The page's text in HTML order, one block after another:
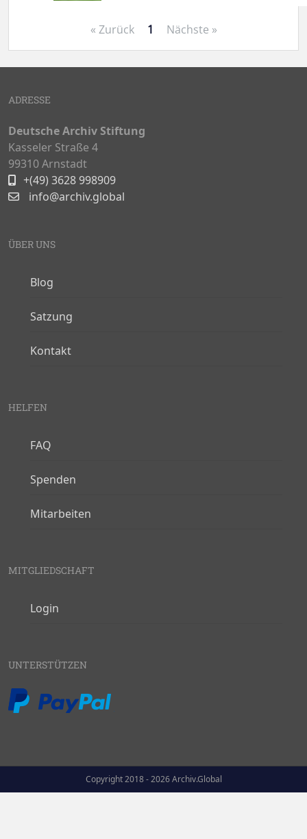
« Zurück 1 Nächste »
ADRESSE
Deutsche Archiv Stiftung
Kasseler Straße 4
99310 Arnstadt
+(49) 3628 998909
info@archiv.global
ÜBER UNS
Blog
Satzung
Kontakt
HELFEN
FAQ
Spenden
Mitarbeiten
MITGLIEDSCHAFT
Login
UNTERSTÜTZEN
Copyright 2018 - 2026 Archiv.Global